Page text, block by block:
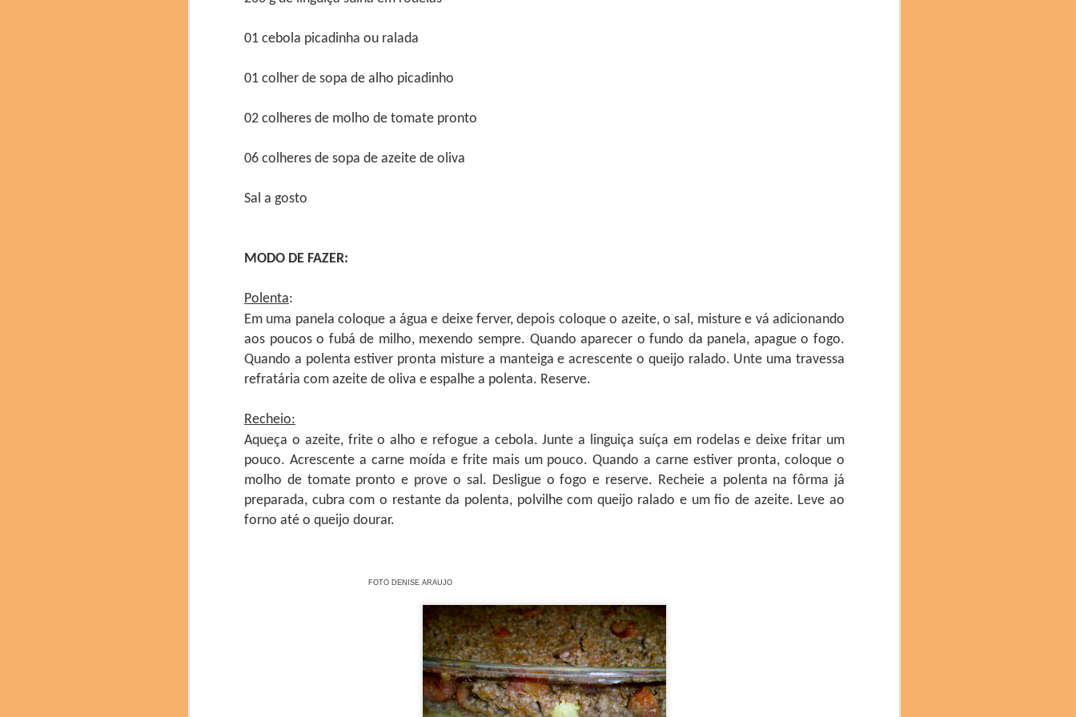
01 cebola picadinha ou ralada
01 colher de sopa de alho picadinho
02 colheres de molho de tomate pronto
06 colheres de sopa de azeite de oliva
Sal a gosto
MODO DE FAZER:
Polenta:
Em uma panela coloque a água e deixe ferver, depois coloque o azeite, o sal, misture e vá adicionando
aos poucos o fubá de milho, mexendo sempre. Quando aparecer o fundo da panela, apague o fogo.
Quando a polenta estiver pronta misture a manteiga e acrescente o queijo ralado. Unte uma travessa
refratária com azeite de oliva e espalhe a polenta. Reserve.
Recheio:
Aqueça o azeite, frite o alho e refogue a cebola. Junte a linguiça suíça em rodelas e deixe fritar um
pouco. Acrescente a carne moída e frite mais um pouco. Quando a carne estiver pronta, coloque o
molho de tomate pronto e prove o sal. Desligue o fogo e reserve. Recheie a polenta na fôrma já
preparada, cubra com o restante da polenta, polvilhe com queijo ralado e um fio de azeite. Leve ao
forno até o queijo dourar.
FOTO DENISE ARAUJO
Chef catalão Ferran Adrià e delegação do Japão
pesquisadora Denise Rohnelt Araujo (RR), e da dra. Camila Landi da Universidade Mackenzie (SP). Nas palestras da
neuroconfeitaria; a chef Angelica Vitali (SP), referência no Brasil de cozinha molecular; e no Brunch tivemos uma
mesa com degustação com diversos produtos da mandioca e jambu das marcas Manioca e Sinimbu do Pará, e as
16 Mesas Redondas, 28 Mesas de Trabalho, 36 Workshops, 29 Delegações.
2025 e a apresentação dos novos membros honorários, onde a pesquisadora Denise Rohnelt Araujo de Roraima foi